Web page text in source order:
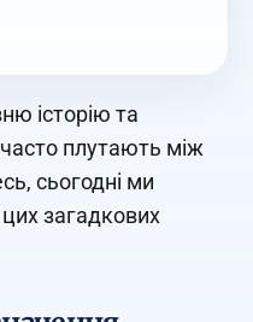
історію та
часто плутають між
сьогодні ми
загадкових